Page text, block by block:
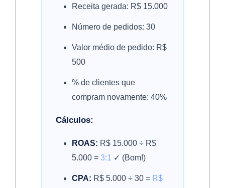
Receita gerada: R$ 15.000
Número de pedidos: 30
Valor médio de pedido: R$
500
% de clientes que
compram novamente: 40%
Cálculos:
ROAS: R$ 15.000 ÷ R$
5.000 = 3:1 ✓ (Bom!)
CPA: R$ 5.000 ÷ 30 = R$